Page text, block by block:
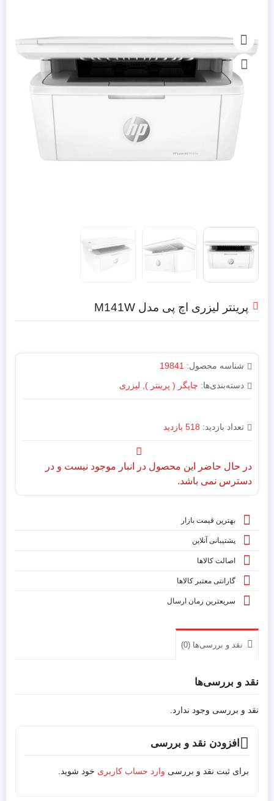
پرینتر لیزری اچ پی مدل M141W
شناسه محصول: 19841
دسته‌بندی‌ها: چاپگر ( پرینتر ) لیزری
تعداد بازدید: 518 بازدید
در حال حاضر این محصول در انبار موجود نیست و در
دسترس نمی باشد.
بهترین قیمت بازار
پشتیبانی آنلاین
اصالت کالاها
گارانتی معتبر کالاها
سریعترین زمان ارسال
نقد و بررسی‌ها (0)
نقد و بررسی‌ها
نقد و بررسی وجود ندارد.
افزودن نقد و بررسی
برای ثبت نقد و بررسی وارد حساب کاربری خود شوید.